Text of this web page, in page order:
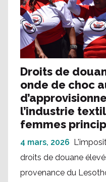
Droits de
onde de choc
l’industrie
femmes
4 mars, 2026
droits de douane
provenance du